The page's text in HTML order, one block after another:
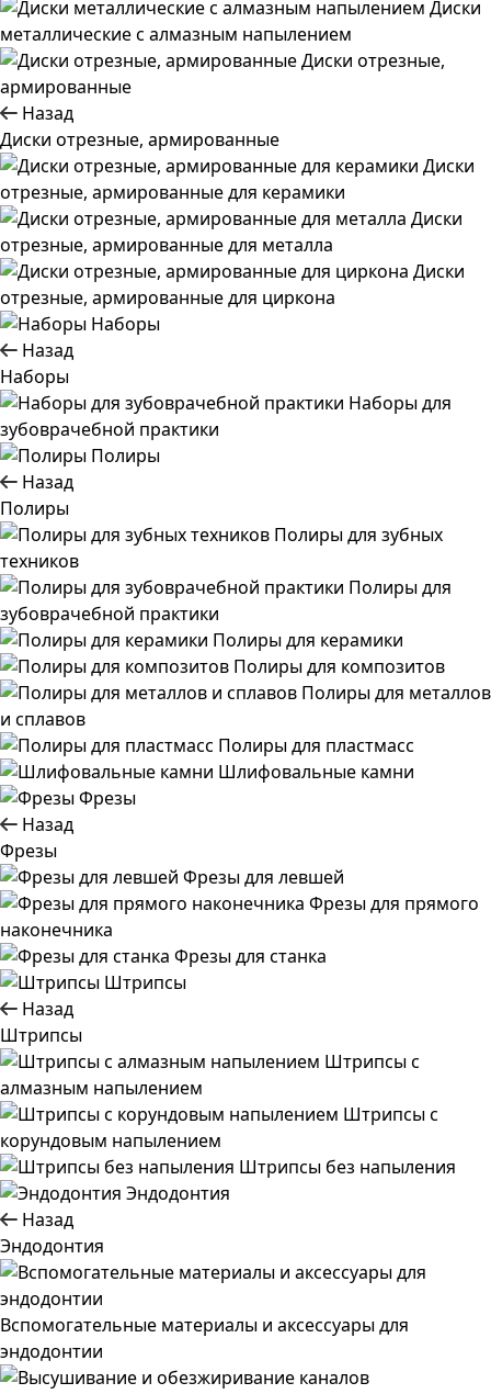
Диски
металлические с алмазным напылением
Диски отрезные,
армированные
Назад
Диски отрезные, армированные
Диски
отрезные, армированные для керамики
Диски
отрезные, армированные для металла
Диски
отрезные, армированные для циркона
Наборы
Назад
Наборы
Наборы для
зубоврачебной практики
Полиры
Назад
Полиры
Полиры для зубных
техников
Полиры для
зубоврачебной практики
Полиры для керамики
Полиры для композитов
Полиры для металлов
и сплавов
Полиры для пластмасс
Шлифовальные камни
Фрезы
Назад
Фрезы
Фрезы для левшей
Фрезы для прямого
наконечника
Фрезы для станка
Штрипсы
Назад
Штрипсы
Штрипсы c
алмазным напылением
Штрипсы c
корундовым напылением
Штрипсы без напыления
Эндодонтия
Назад
Эндодонтия
Вспомогательные материалы и аксессуары для
эндодонтии